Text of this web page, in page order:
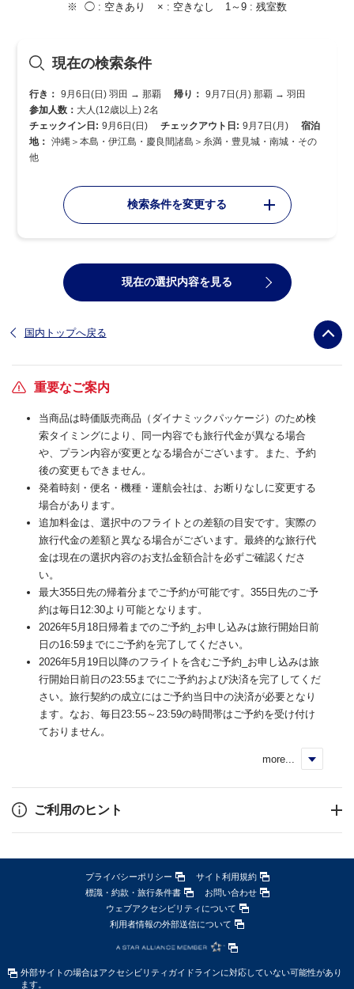
◯ : 空きあり × : 空きなし 1～9 : 残室数
現在の検索条件
行き： 9月6日(日) 羽田 → 那覇 帰り： 9月7日(月) 那覇 → 羽田
参加人数： 大人(12歳以上) 2名
チェックイン日: 9月6日(日) チェックアウト日: 9月7日(月)
宿泊
地： 沖縄＞本島・伊江島・慶良間諸島＞糸満・豊見城・南城・その
他
検索条件を変更する
現在の選択内容を見る
国内トップへ戻る
重要なご案内
当商品は時価販売商品（ダイナミックパッケージ）のため検
索タイミングにより、同一内容でも旅行代金が異なる場合
や、プラン内容が変更となる場合がございます。また、予約
後の変更もできません。
発着時刻・便名・機種・運航会社は、お断りなしに変更する
場合があります。
追加料金は、選択中のフライトとの差額の目安です。実際の
旅行代金の差額と異なる場合がございます。最終的な旅行代
金は現在の選択内容のお支払金額合計を必ずご確認くださ
い。
最大355日先の帰着分までご予約が可能です。355日先のご予
約は毎日12:30より可能となります。
2026年5月18日帰着までのご予約_お申し込みは旅行開始日前
日の16:59までにご予約を完了してください。
2026年5月19日以降のフライトを含むご予約_お申し込みは旅
行開始日前日の23:55までにご予約および決済を完了してくだ
さい。旅行契約の成立にはご予約当日中の決済が必要となり
ます。なお、毎日23:55～23:59の時間帯はご予約を受け付け
ておりません。
more...
く
ご利用のヒント
プライバシーポリシー
サイト利用規約
標識・約款・旅行条件書
お問い合わせ
ウェブアクセシビリティについて
利用者情報の外部送信について
外部サイトの場合はアクセシビリティガイドラインに対応していない可能性があり
ます。